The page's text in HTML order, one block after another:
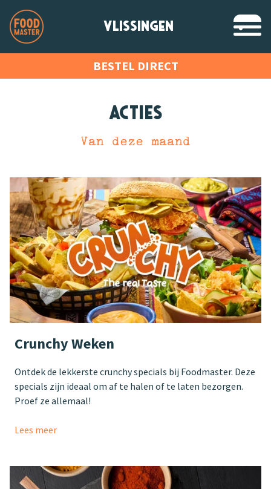
VLISSINGEN
BESTEL DIRECT
Acties
Van deze maand
Crunchy Weken
Ontdek de lekkerste crunchy specials bij Foodmaster. Deze
specials zijn ideaal om af te halen of te laten bezorgen.
Proef ze allemaal!
Lees meer